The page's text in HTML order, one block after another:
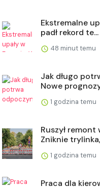
Ekstremalne
padł rekord te...
48 minut temu
Jak długo
Nowe
1 godzina temu
Ruszył
Zniknie
1 godzina temu
Praca dla